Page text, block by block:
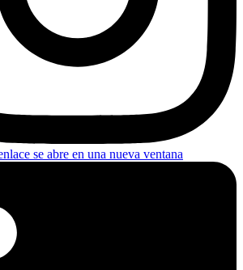
se abre en una nueva ventana